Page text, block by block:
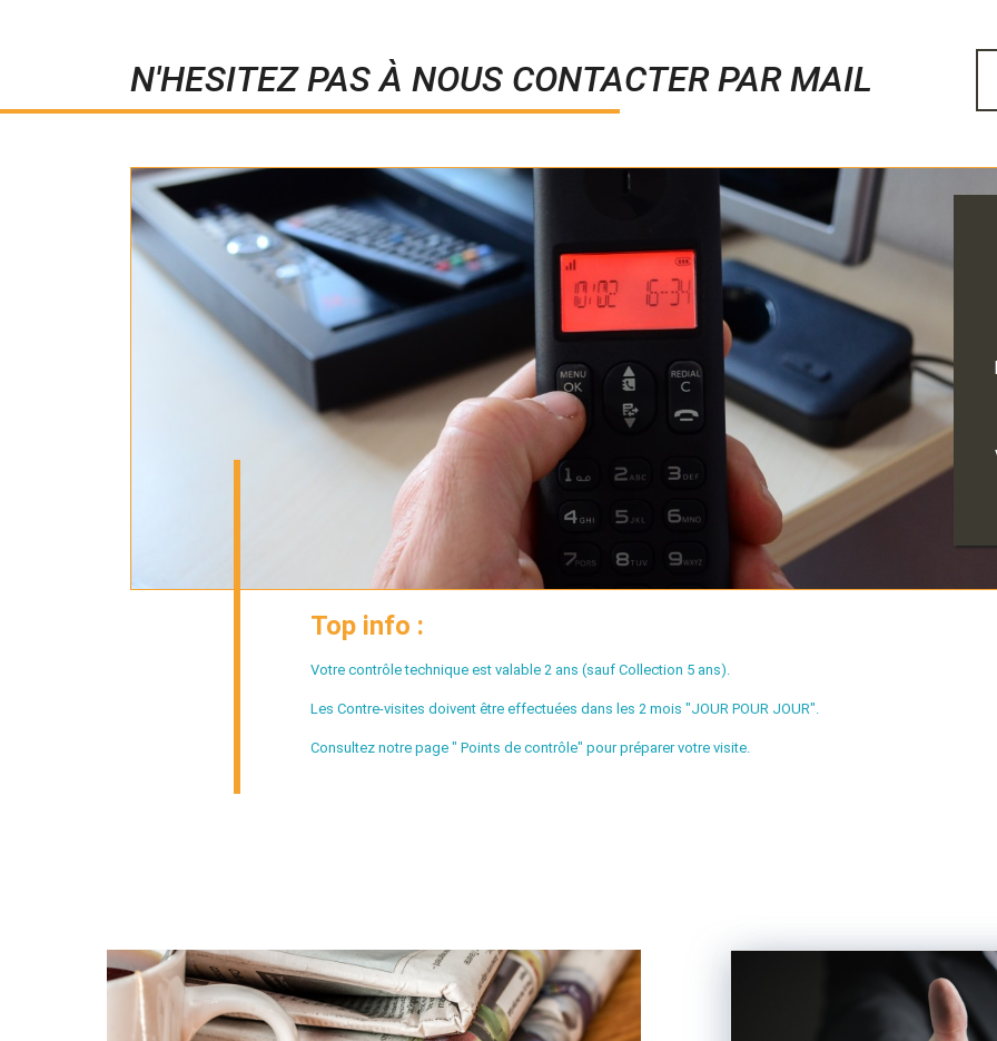
N'HESITEZ PAS À NOUS CONTACTER PAR MAIL
Top info :
Votre contrôle technique est valable 2 ans (sauf Collection 5 ans).
Les Contre-visites doivent être effectuées dans les 2 mois "JOUR POUR JOUR".
Consultez notre page " Points de contrôle" pour préparer votre visite.